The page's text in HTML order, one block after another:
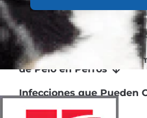
¿Qué es Exactamente la
Las Múltiples Causas
de Pelo en Perros
Infecciones que Pueden
Pelaje